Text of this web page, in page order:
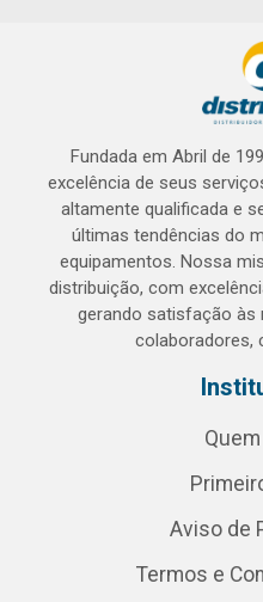
Fundada em Abril de
excelência de seus
altamente qualificada e
últimas tendências do
equipamentos. Nossa
distribuição, com
gerando satisfação às
colaboradores,
Aviso de
Termos e